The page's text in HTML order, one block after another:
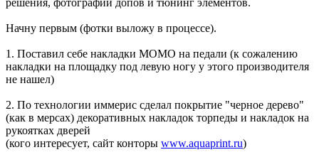
решения, фотографии допов и тюнинг элементов.
Начну первым (фотки выложу в процессе).
1. Поставил себе накладки MOMO на педали (к сожалению
накладки на площадку под левую ногу у этого производителя
не нашел)
2. По технологии иммерис сделал покрытие "черное дерево"
(как в мерсах) декоративных накладок торпеды и накладок на
рукоятках дверей
(кого интересует, сайт конторы www.aquaprint.ru)